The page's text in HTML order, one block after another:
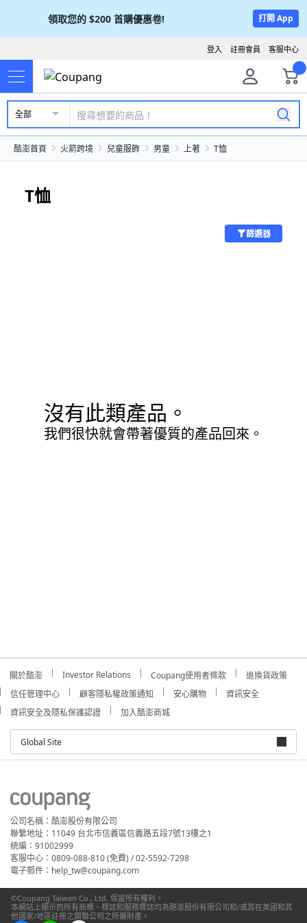
領取您的 $200 首購優惠卷! 打開 App
客服中心
註冊會員
登入
全部
酷澎首頁 火箭跨境 兒童服飾 男童 上著 T恤
T恤
篩選器
沒有此類產品。
我們很快就會帶著優質的產品回來。
關於酷澎 Investor Relations Coupang使用者條款
退換貨政策
信任管理中心
顧客隱私權政策通知 安心購物
資訊安全
資訊安全及隱私保護認證
加入酷澎商城
Global Site
公司名稱：酷澎股份有限公司
聯繫地址：11049 台北市信義區信義路五段7號13樓之1
統編：91002999
客服中心：0809-088-810 (免費) / 02-5592-7298
電子郵件：help_tw@coupang.com
©Coupang Taiwan Co., Ltd. 保留所有權利。
本網站上顯示的所有商標、標誌和服務標誌均為酷澎股份有限公司和/或其在美國和其
他國家/地區註冊之關聯公司之所屬財產。